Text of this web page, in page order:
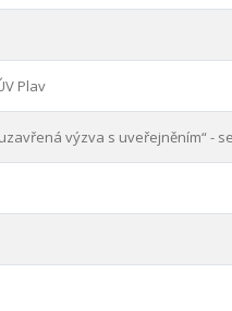
Plav
výzva s uveřejněním“ -